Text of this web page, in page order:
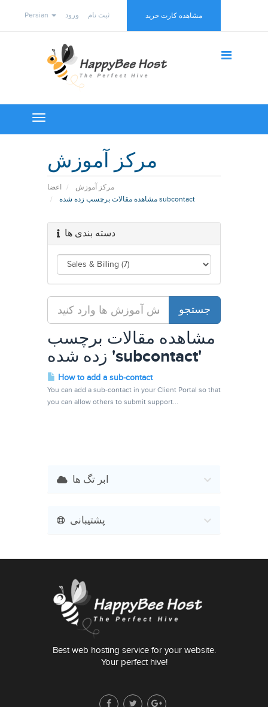
Persian ورود ثبت نام مشاهده کارت خرید
Toggle
navigation
مرکز آموزش
اعضا
مرکز آموزش
مشاهده مقالات برچسب زده شده subcontact
دسته بندی ها
مشاهده مقالات برچسب
زده شده 'subcontact'
How to add a sub-contact
You can add a sub-contact in your Client Portal so that
you can allow others to submit support...
ابر تگ ها
پشتیبانی
Best web hosting service for your website.
Your perfect hive!